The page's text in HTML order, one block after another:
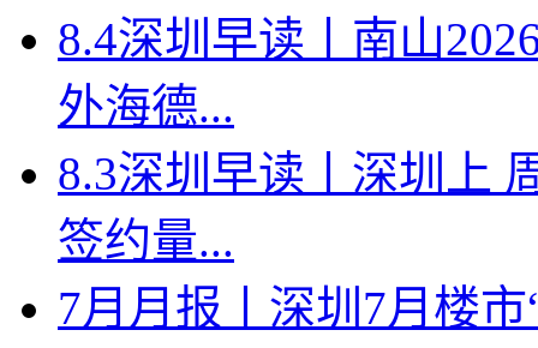
8.4深圳早读丨南山
外海德...
8.3深圳早读丨深圳上
签约量...
7月月报丨深圳7月楼